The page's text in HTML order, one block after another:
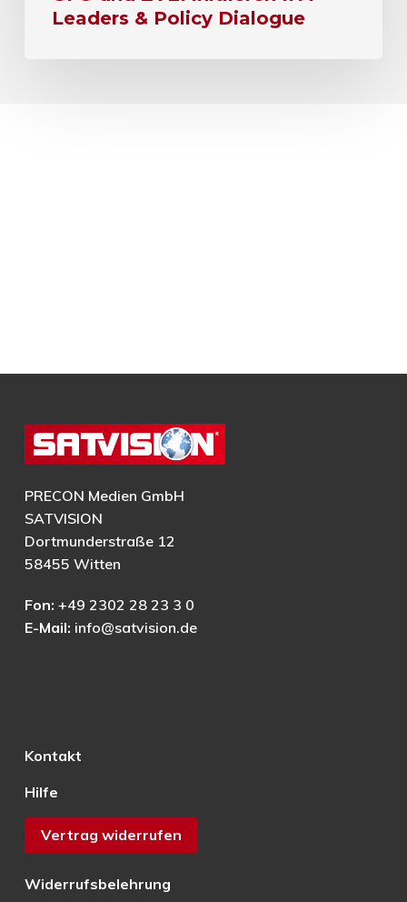
Leaders & Policy Dialogue
PRECON Medien GmbH
SATVISION
Dortmunderstraße 12
58455 Witten
Fon: +49 2302 28 23 3 0
E-Mail: info@satvision.de
Kontakt
Hilfe
Vertrag widerrufen
Widerrufsbelehrung